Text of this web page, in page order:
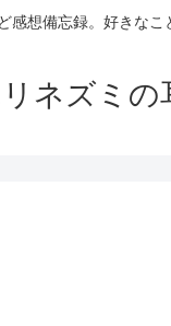
想備忘録。好きなこ
ネズミの